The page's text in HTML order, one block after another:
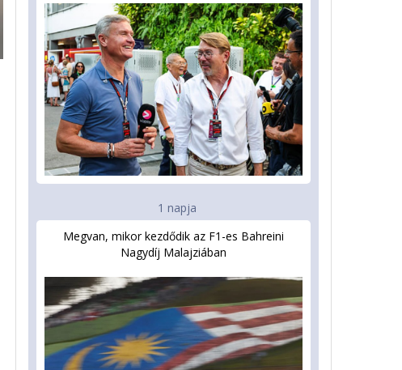
1 napja
Megvan, mikor kezdődik az F1-es Bahreini
Nagydíj Malajziában